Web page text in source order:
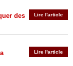
Lire l'article
des
Lire l'article